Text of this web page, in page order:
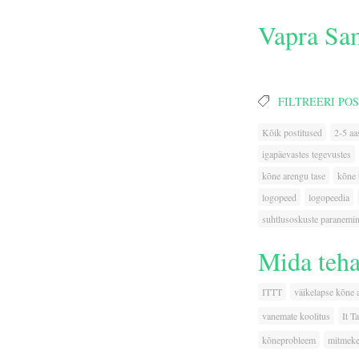
Vapra
FILTREERI
Kõik postitused 2-5
igapäevastes tegevustes
kõne arengu tase
kõne
logopeed
logopeedia
suhtlusoskuste
Mida
ITTT väikelapse kõne
vanemate koolitus
It
kõneprobleem